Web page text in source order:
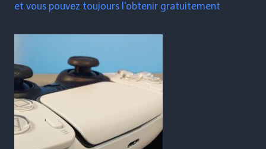
et vous pouvez toujours l'obtenir gratuitement